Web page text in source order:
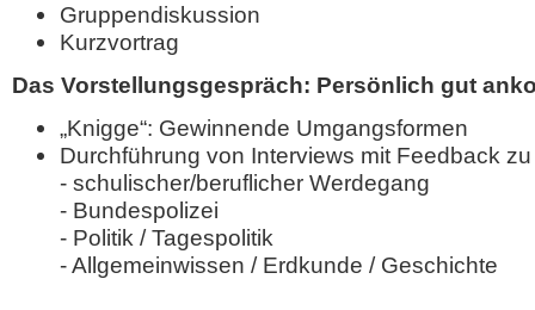
Gruppendiskussion
Kurzvortrag
Das Vorstellungsgespräch: Persönlich gut
„Knigge“: Gewinnende Umgangsformen
Durchführung von Interviews mit Feedback
- schulischer/beruflicher Werdegang
- Bundespolizei
- Politik / Tagespolitik
- Allgemeinwissen / Erdkunde / Geschichte